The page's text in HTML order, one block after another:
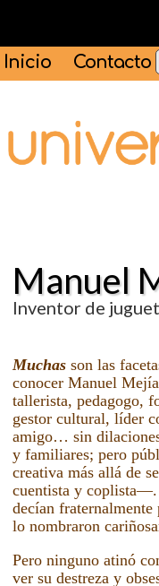
Inicio Contacto
Manuel
Inventor de
Muchasson las
conocer Manuel
tallerista, pedagogo,
gestor cultural, líder
amigo… sin
y familiares; pero
creativa más allá de
cuentista y
decían
lo nombraron
Pero ninguno atinó
ver su destreza y